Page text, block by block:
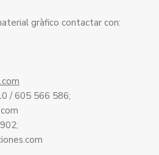
gràfico contactar con:
/ 605 566 586;